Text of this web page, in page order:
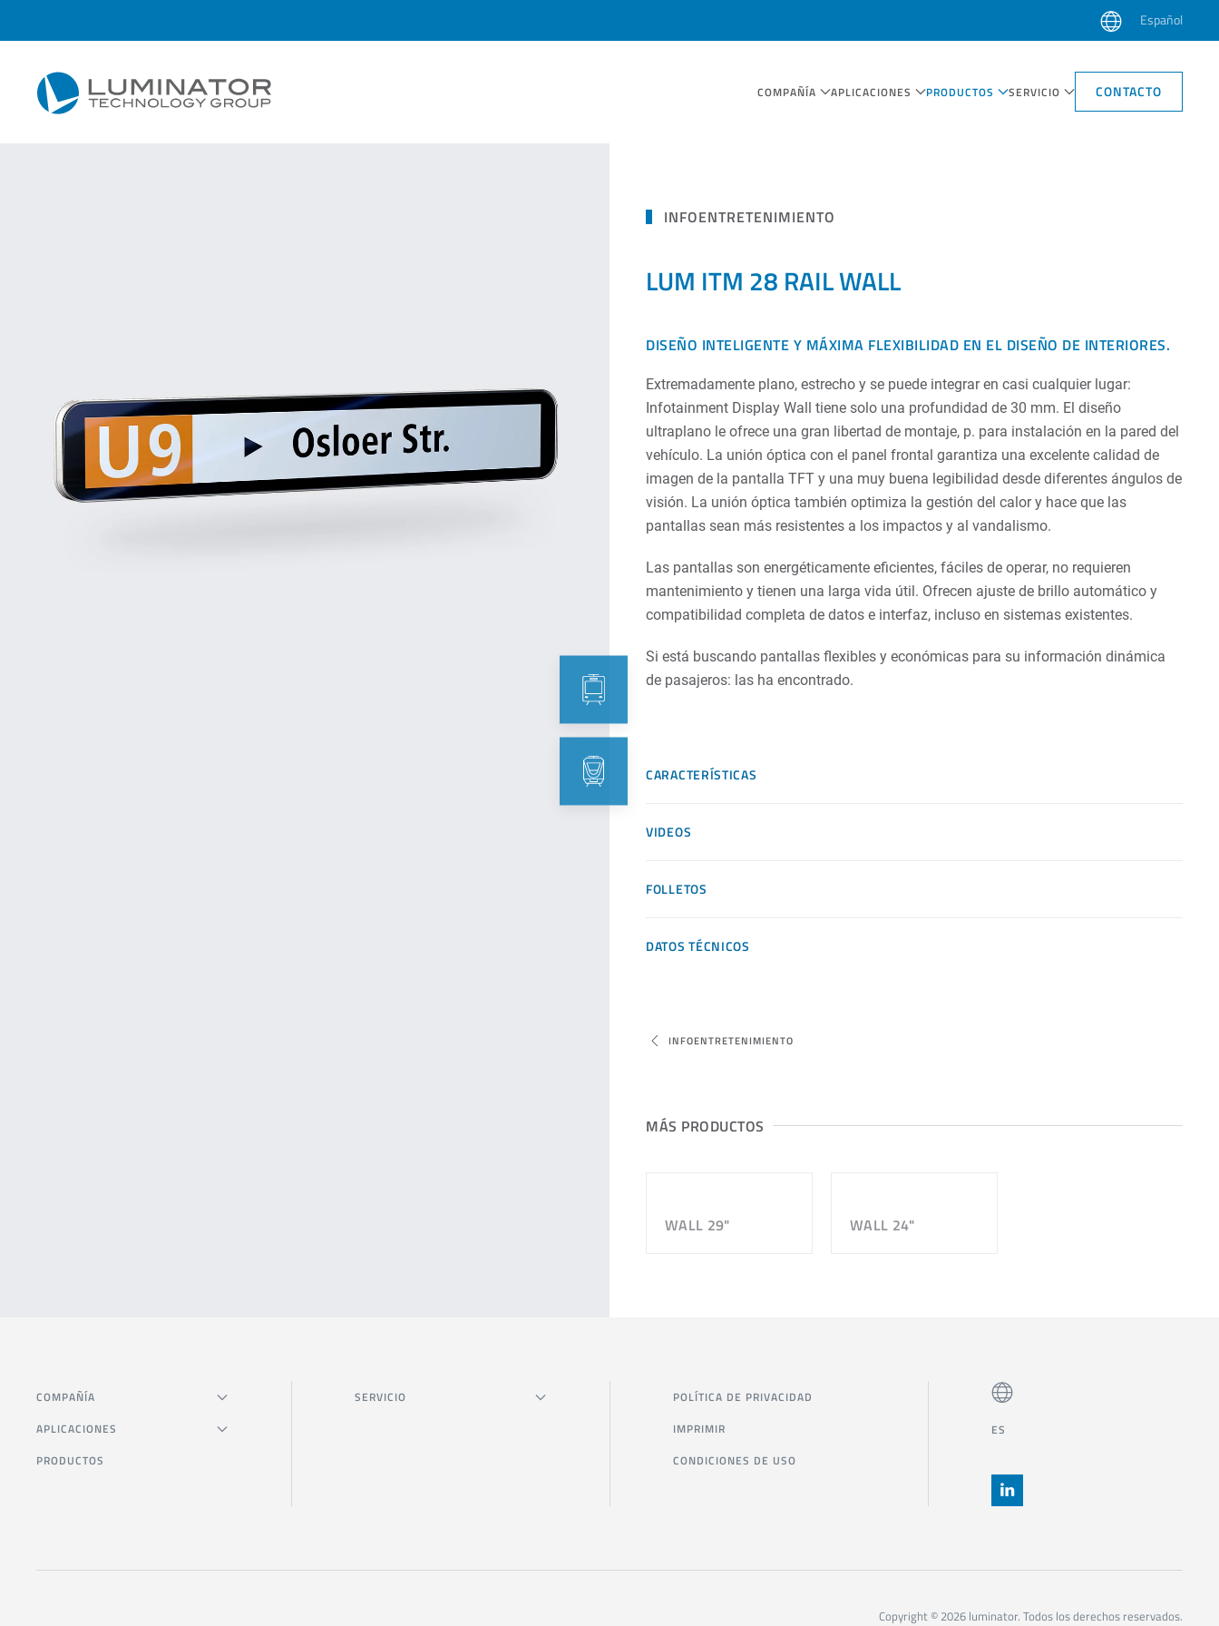
Skip to main content
Español
COMPAÑÍA APLICACIONES PRODUCTOS SERVICIO CONTACTO
INFOENTRETENIMIENTO
LUM ITM 28 RAIL WALL
DISEÑO INTELIGENTE Y MÁXIMA FLEXIBILIDAD EN EL DISEÑO DE INTERIORES.
Extremadamente plano, estrecho y se puede integrar en casi cualquier lugar:
Infotainment Display Wall tiene solo una profundidad de 30 mm. El diseño
ultraplano le ofrece una gran libertad de montaje, p. para instalación en la pared del
vehículo. La unión óptica con el panel frontal garantiza una excelente calidad de
imagen de la pantalla TFT y una muy buena legibilidad desde diferentes ángulos de
visión. La unión óptica también optimiza la gestión del calor y hace que las
pantallas sean más resistentes a los impactos y al vandalismo.
Las pantallas son energéticamente eficientes, fáciles de operar, no requieren
mantenimiento y tienen una larga vida útil. Ofrecen ajuste de brillo automático y
compatibilidad completa de datos e interfaz, incluso en sistemas existentes.
Si está buscando pantallas flexibles y económicas para su información dinámica
de pasajeros: las ha encontrado.
CARACTERÍSTICAS
VIDEOS
FOLLETOS
DATOS TÉCNICOS
INFOENTRETENIMIENTO
MÁS PRODUCTOS
WALL 29" WALL 24"
COMPAÑÍA
APLICACIONES
PRODUCTOS
SERVICIO
POLÍTICA DE PRIVACIDAD
IMPRIMIR
CONDICIONES DE USO
ES
Copyright © 2026 luminator. Todos los derechos reservados.